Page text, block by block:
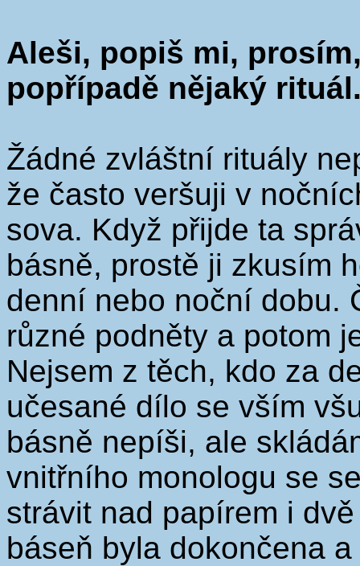
Aleši, popiš mi,
popřípadě nějaký
Žádné zvláštní rituály
že často veršuji v
sova. Když přijde ta
básně, prostě ji zkusím
denní nebo noční dobu.
různé podněty a potom
Nejsem z těch, kdo za
učesané dílo se vším
básně nepíši, ale
vnitřního monologu se
strávit nad papírem i
báseň byla dokončena